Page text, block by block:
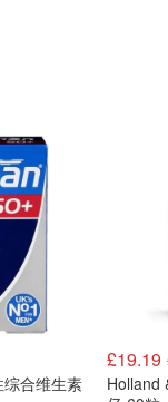
合维生素
£19.19
Holland